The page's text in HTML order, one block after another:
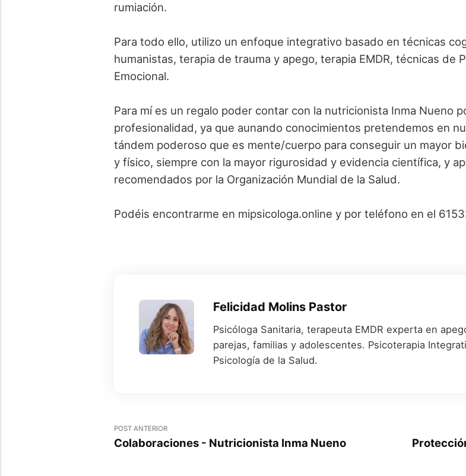
rumiación.
Para todo ello, utilizo un enfoque integrativo basado en técnicas
humanistas, terapia de trauma y apego, terapia EMDR, técnicas de
Emocional.
Para mí es un regalo poder contar con la nutricionista Inma Nueno
profesionalidad, ya que aunando conocimientos pretendemos en
tándem poderoso que es mente/cuerpo para conseguir un mayor
y físico, siempre con la mayor rigurosidad y evidencia científica, y
recomendados por la Organización Mundial de la Salud.
Podéis encontrarme en mipsicologa.online y por teléfono en el
Felicidad Molins Pastor
Psicóloga Sanitaria, terapeuta EMDR experta en
parejas, familias y adolescentes. Psicoterapia
Psicología de la Salud.
POST ANTERIOR
Colaboraciones - Nutricionista Inma Nueno